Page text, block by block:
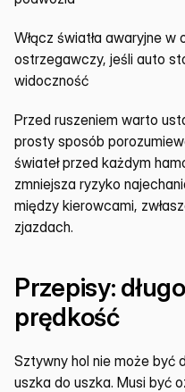
Włącz światła awaryjne
ostrzegawczy, jeśli auto
widoczność
Przed ruszeniem warto
prosty sposób
świateł przed każdym
zmniejsza ryzyko
między kierowcami,
zjazdach.
Przepisy:
prędkość
Sztywny hol nie może być
uszka do uszka. Musi być